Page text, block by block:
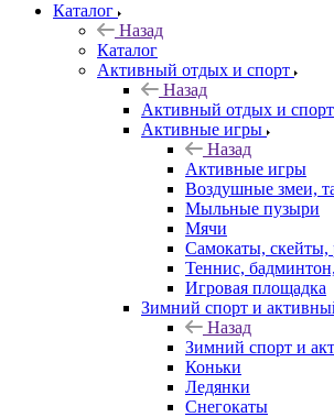
Каталог
Назад
Каталог
Активный отдых и спорт
Назад
Активный отдых и спорт
Активные игры
Назад
Активные игры
Воздушные змеи,
Мыльные пузыри
Мячи
Самокаты, скейты,
Теннис,
Игровая площадка
Зимний спорт и
Назад
Зимний спорт и
Коньки
Ледянки
Снегокаты